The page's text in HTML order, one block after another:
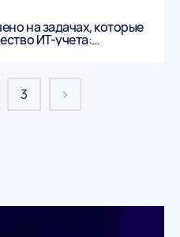
на задачах, которые
ИТ-учета:
3